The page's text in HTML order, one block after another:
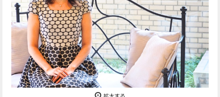
検
索
ウートピとは？
Facebook
で
Twitter
で